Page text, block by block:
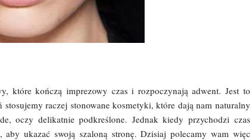
które kończą imprezowy czas i rozpoczynają adwent. Jest to
raczej stonowane kosmetyki, które dają nam naturalny
oczy delikatnie podkreślone. Jednak kiedy przychodzi czas
ukazać swoją szaloną stronę. Dzisiaj polecamy wam więc